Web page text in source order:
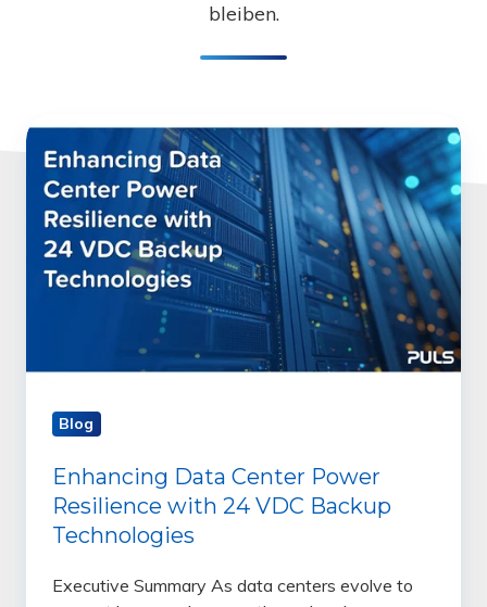
bleiben.
Enhancing
Data
Center
Power
Resilience
with
Backup
Blog
Enhancing Data Center Power
Resilience with 24 VDC Backup
Technologies
Executive Summary As data centers evolve to